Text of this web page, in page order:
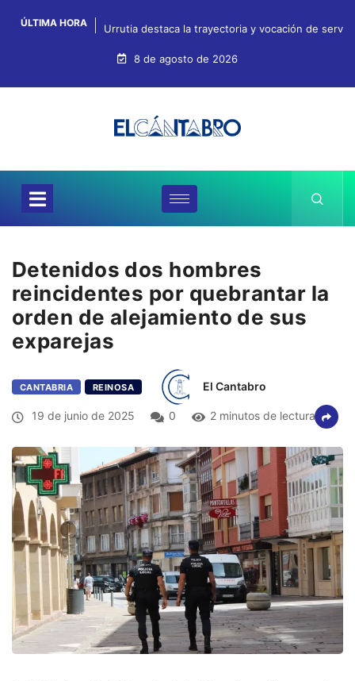
ÚLTIMA HORA Urrutia destaca la trayectoria y vocación de
8 de agosto de 2026
Detenidos dos hombres
reincidentes por quebrantar la
orden de alejamiento de sus
exparejas
CANTABRIA REINOSA El Cantabro
19 de junio de 2025 0 2 minutos de lectura